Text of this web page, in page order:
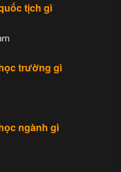
tịch gì
trường gì
ngành gì